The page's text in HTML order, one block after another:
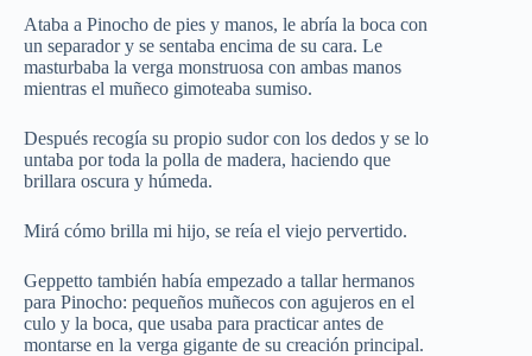
Ataba a Pinocho de pies y manos, le abría la boca con
un separador y se sentaba encima de su cara. Le
masturbaba la verga monstruosa con ambas manos
mientras el muñeco gimoteaba sumiso.
Después recogía su propio sudor con los dedos y se lo
untaba por toda la polla de madera, haciendo que
brillara oscura y húmeda.
Mirá cómo brilla mi hijo, se reía el viejo pervertido.
Geppetto también había empezado a tallar hermanos
para Pinocho: pequeños muñecos con agujeros en el
culo y la boca, que usaba para practicar antes de
montarse en la verga gigante de su creación principal.